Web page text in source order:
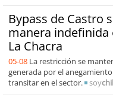
Bypass de Castro
manera indefinida
La Chacra
05-08 La restricción se
generada por el
transitar en el sector.
soy